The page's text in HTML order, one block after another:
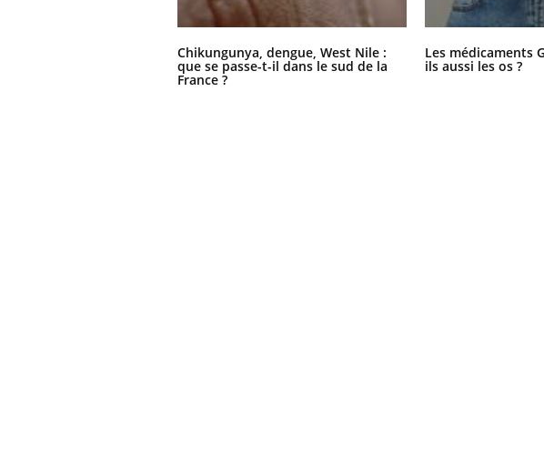
Chikungunya, dengue, West Nile :
que se passe-t-il dans le sud de la
France ?
Les médicaments
ils aussi les os ?